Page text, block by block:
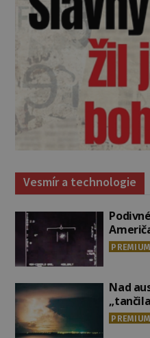
Vesmír a technologie
PREMIUM
Nad
PREMIUM